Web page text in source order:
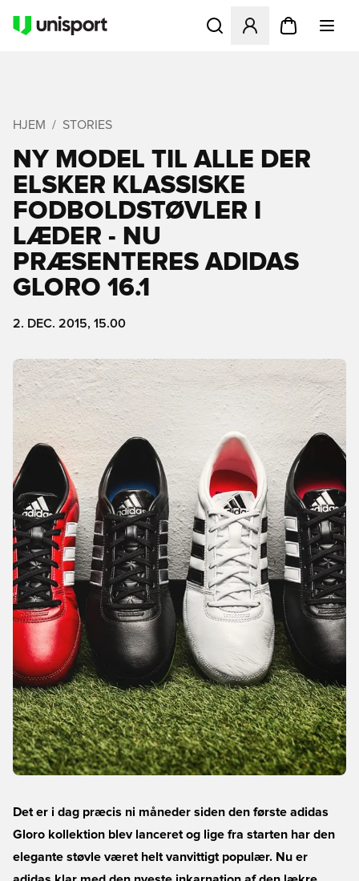
Åbner en Modal til at
HJEM STORIES
NY MODEL TIL ALLE DER
ELSKER KLASSISKE
FODBOLDSTØVLER I
LÆDER - NU
PRÆSENTERES ADIDAS
GLORO 16.1
2. DEC. 2015, 15.00
Det er i dag præcis ni måneder siden den første adidas
Gloro kollektion blev lanceret og lige fra starten har den
elegante støvle været helt vanvittigt populær. Nu er